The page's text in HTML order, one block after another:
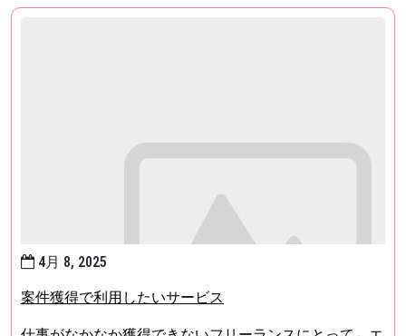
4月 8, 2025
案件獲得で利用したいサービス